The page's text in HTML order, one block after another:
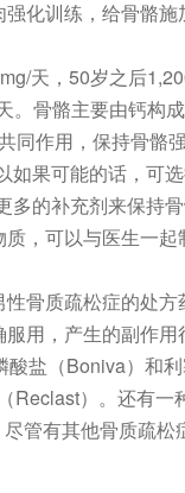
化训练，给骨骼施
天，50岁之后
。骨骼主要由钙构
同作用，保持骨骼
如果可能的话，可
多的补充剂来保持
，可以与医生一起
骨质疏松症的处方
用，产生的副作用
盐（Boniva）和
Reclast）。还有一
管有其他骨质疏松